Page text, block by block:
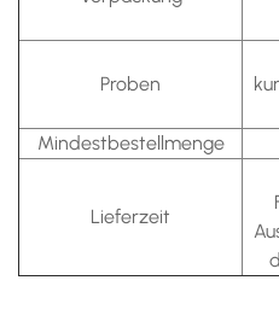
Proben
Mindestbestellmenge
Lieferzeit